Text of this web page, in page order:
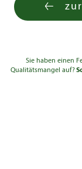
Sie haben einen
Qualitätsmangel auf?